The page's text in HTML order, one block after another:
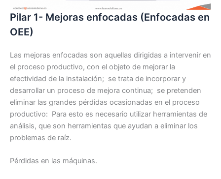
Pilar 1- Mejoras enfocadas (Enfocadas en
OEE)
Las mejoras enfocadas son aquellas dirigidas a intervenir en
el proceso productivo, con el objeto de mejorar la
efectividad de la instalación; se trata de incorporar y
desarrollar un proceso de mejora continua; se pretenden
eliminar las grandes pérdidas ocasionadas en el proceso
productivo: Para esto es necesario utilizar herramientas de
análisis, que son herramientas que ayudan a eliminar los
problemas de raíz.
Pérdidas en las máquinas.